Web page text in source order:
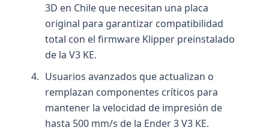
3D en Chile que necesitan una placa
original para garantizar compatibilidad
total con el firmware Klipper preinstalado
de la V3 KE.
Usuarios avanzados que actualizan o
remplazan componentes críticos para
mantener la velocidad de impresión de
hasta 500 mm/s de la Ender 3 V3 KE.